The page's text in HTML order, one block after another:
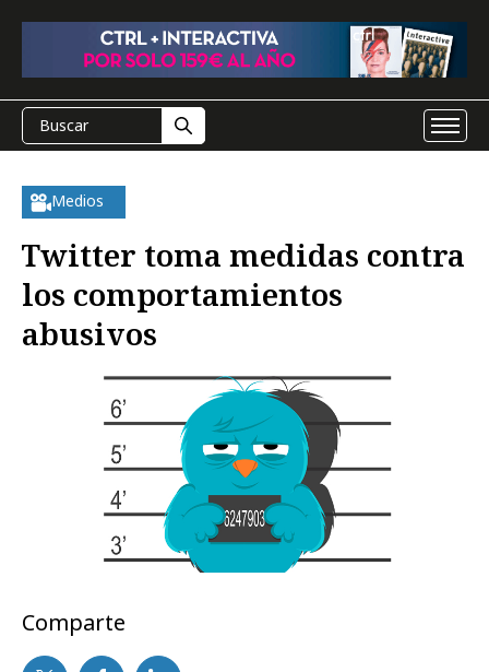
Medios
Twitter toma medidas contra
los comportamientos
abusivos
Comparte